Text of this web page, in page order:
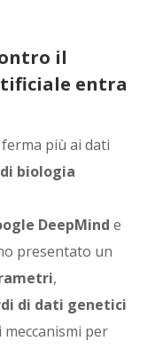
il
entra
più ai dati
biologia
DeepMind e
presentato un
,
di dati genetici
per